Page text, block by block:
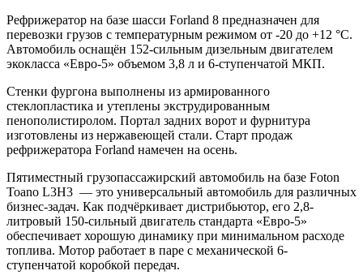
Рефрижератор на базе шасси Forland 8 предназначен для
перевозки грузов с температурным режимом от -20 до +12 °С.
Автомобиль оснащён 152-сильным дизельным двигателем
экокласса «Евро-5» объемом 3,8 л и 6-ступенчатой МКП.
Стенки фургона выполнены из армированного
стеклопластика и утеплены экструдированным
пенополистиролом. Портал задних ворот и фурнитура
изготовлены из нержавеющей стали. Старт продаж
рефрижератора Forland намечен на осень.
Пятиместный грузопассажирский автомобиль на базе Foton
Toano L3H3 — это универсальный автомобиль для различных
бизнес-задач. Как подчёркивает дистрибьютор, его 2,8-
литровый 150-сильный двигатель стандарта «Евро-5»
обеспечивает хорошую динамику при минимальном расходе
топлива. Мотор работает в паре с механической 6-
ступенчатой коробкой передач.